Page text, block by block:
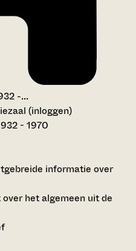
-...
(inloggen)
- 1970
informatie over
het algemeen uit de